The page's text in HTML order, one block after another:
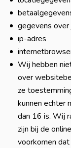
gegevens
ip-adres
​Wij hebben
over
ze
kunnen echter
dan 16 is. Wij
zijn bij de
voorkomen